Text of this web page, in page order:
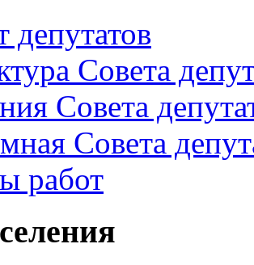
депутатов
Совета
Совета
Совета
работ